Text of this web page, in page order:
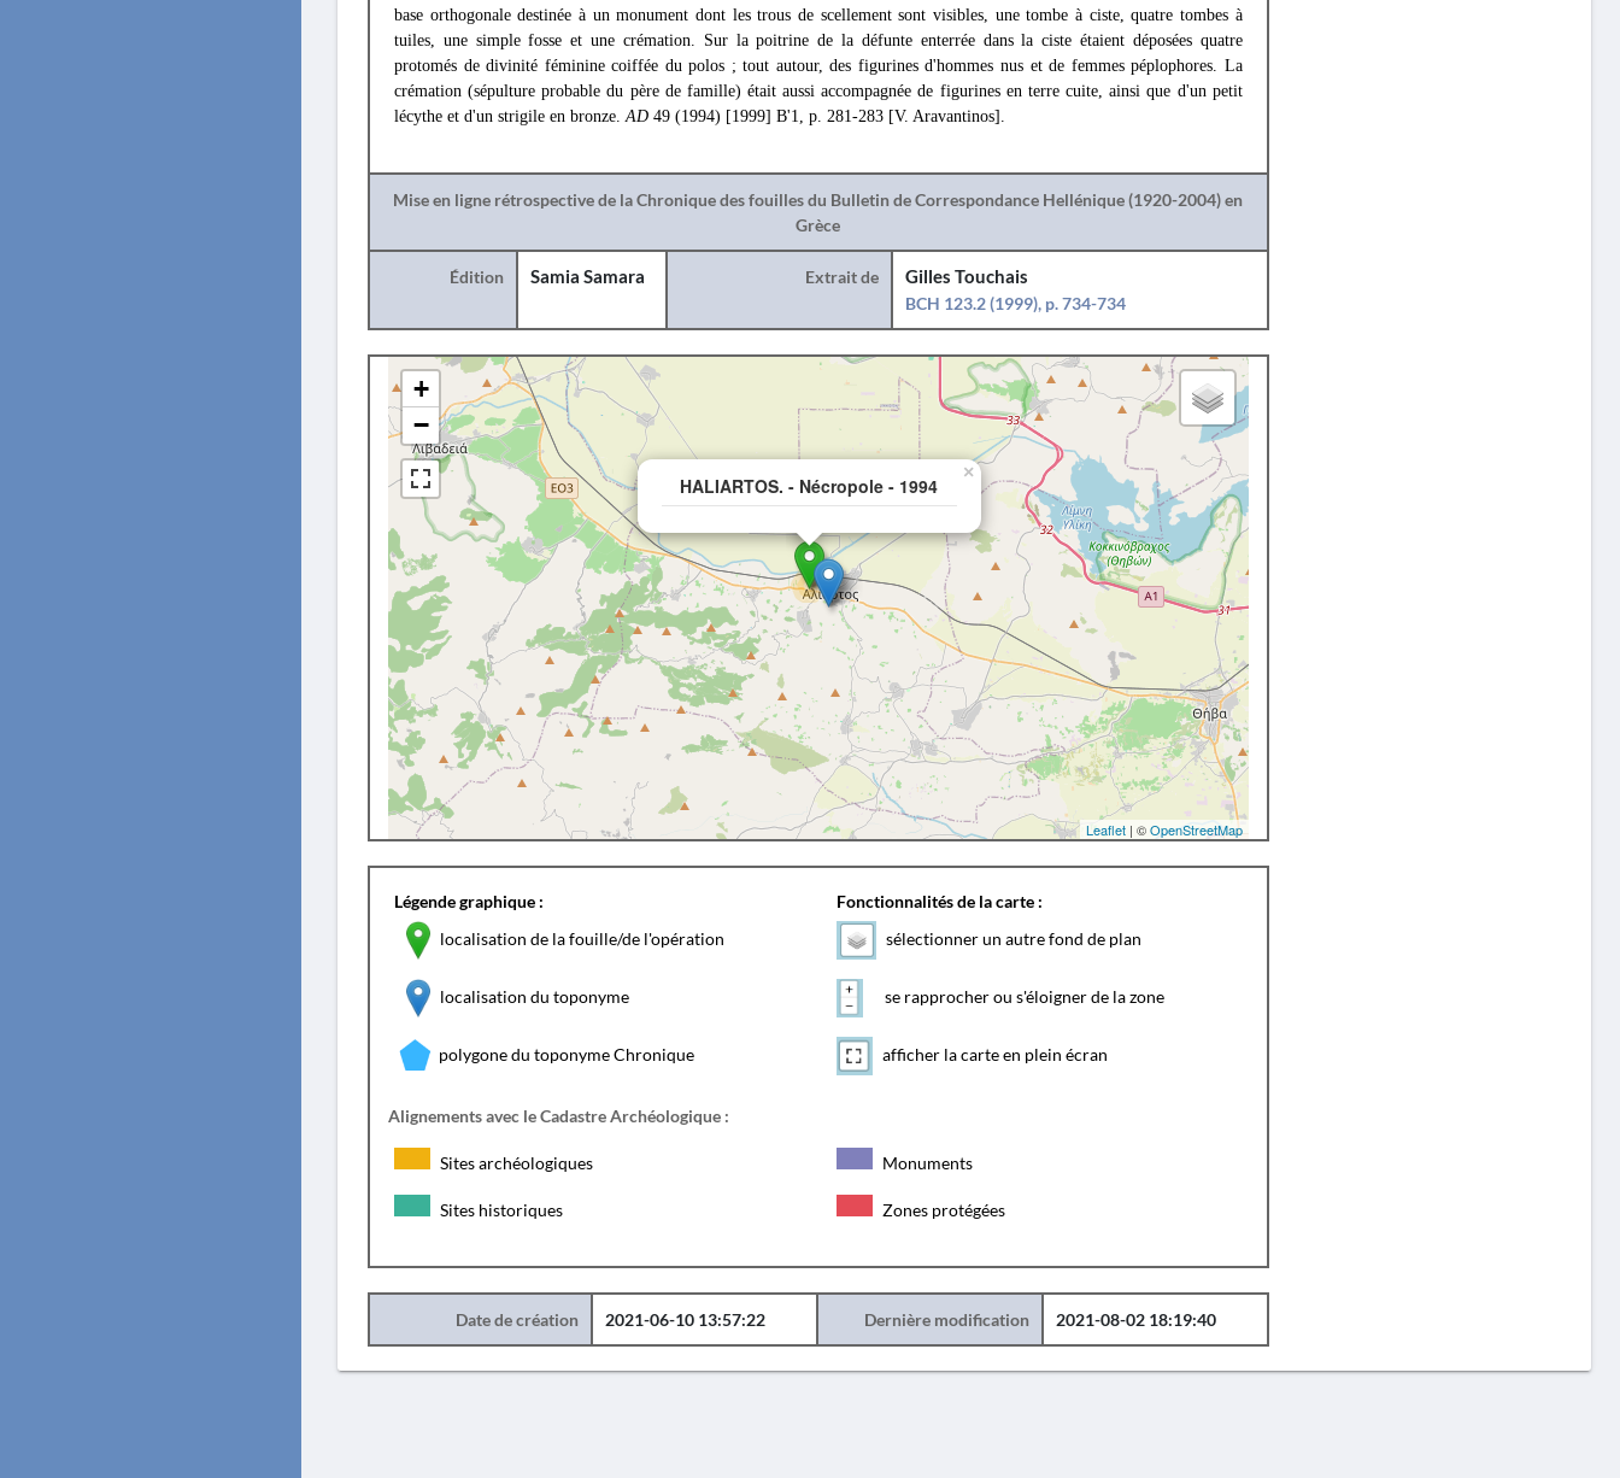
base orthogonale destinée à un monument dont les trous de scellement sont visibles, une tombe à ciste, quatre tombes à
tuiles, une simple fosse et une crémation. Sur la poitrine de la défunte enterrée dans la ciste étaient déposées quatre
protomés de divinité féminine coiffée du polos ; tout autour, des figurines d'hommes nus et de femmes péplophores. La
crémation (sépulture probable du père de famille) était aussi accompagnée de figurines en terre cuite, ainsi que d'un petit
lécythe et d'un strigile en bronze.AD 49 (1994) [1999] Β'1, p. 281-283 [V. Aravantinos].
Mise en ligne rétrospective de la Chronique des fouilles du Bulletin de Correspondance Hellénique (1920-2004) en
Grèce
Édition Samia Samara Extrait de
Gilles Touchais
BCH 123.2 (1999), p. 734-734
HALIARTOS. - Nécropole - 1994
×
+
−
Leaflet| ©OpenStreetMap
Légende graphique :
localisation de la fouille/de l'opération
localisation du toponyme
polygone du toponyme Chronique
Fonctionnalités de la carte :
sélectionner un autre fond de plan
se rapprocher ou s'éloigner de la zone
afficher la carte en plein écran
Alignements avec le Cadastre Archéologique :
Sites archéologiques Monuments
Sites historiques Zones protégées
Date de création 2021-06-10 13:57:22 Dernière modification 2021-08-02 18:19:40